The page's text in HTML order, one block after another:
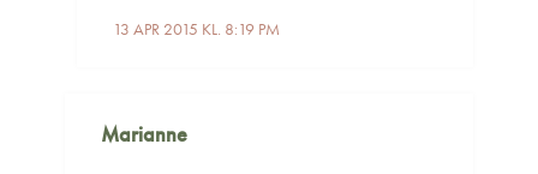
13 APR 2015 KL. 8:19 PM
Marianne